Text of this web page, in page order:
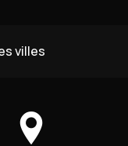
villes